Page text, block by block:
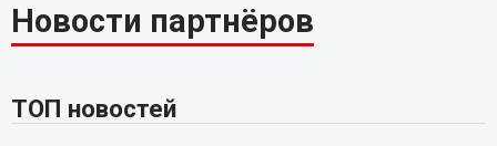
Новости партнёров
ТОП новостей